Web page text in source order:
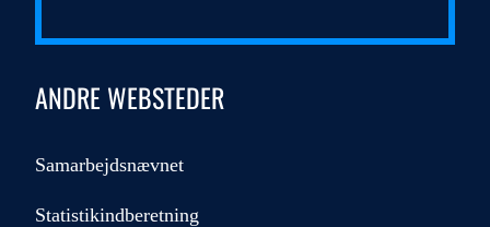
ANDRE WEBSTEDER
Samarbejdsnævnet
Statistikindberetning